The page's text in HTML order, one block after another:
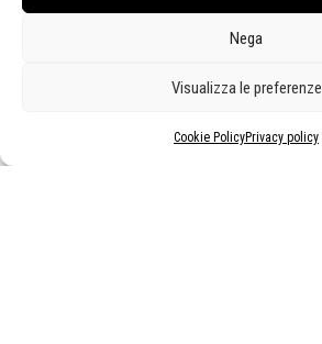
Nega
Visualizza le preferenze
Cookie PolicyPrivacy policy